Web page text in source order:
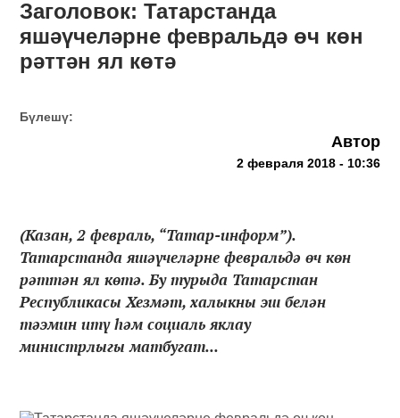
Заголовок: Татарстанда
яшәүчеләрне февральдә өч көн
рәттән ял көтә
Бүлешү:
Автор
2 февраля 2018 - 10:36
(Казан, 2 февраль, “Татар-информ”).
Татарстанда яшәүчеләрне февральдә өч көн
рәттән ял көтә. Бу турыда Татарстан
Республикасы Хезмәт, халыкны эш белән
тәэмин итү һәм социаль яклау
министрлыгы матбугат...